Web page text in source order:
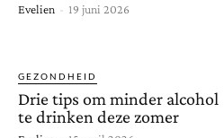
Evelien - 19 juni 2026
GEZONDHEID
Drie tips om minder alcohol
te drinken deze zomer